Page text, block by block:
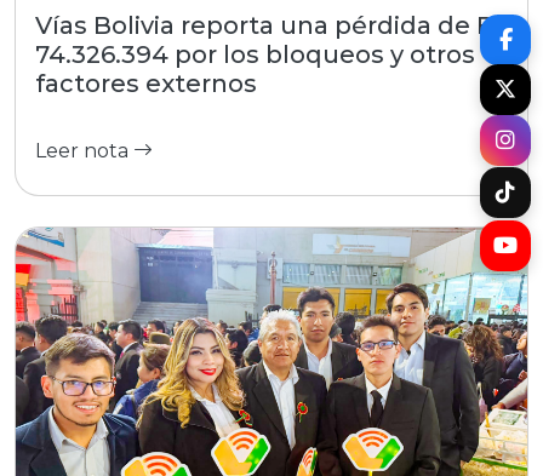
Vías Bolivia reporta una pérdida de Bs
74.326.394 por los bloqueos y otros
factores externos
Leer nota